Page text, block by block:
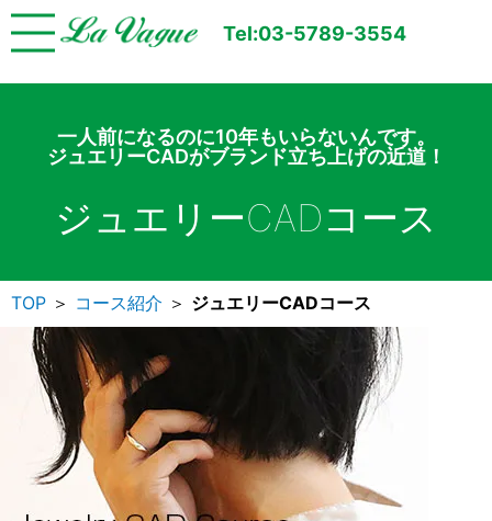
Tel:03-5789-3554
一人前になるのに10年もいらないんです。
ジュエリーCADがブランド立ち上げの近道！
ジュエリーCADコース
TOP ＞ コース紹介 ＞ ジュエリーCADコース